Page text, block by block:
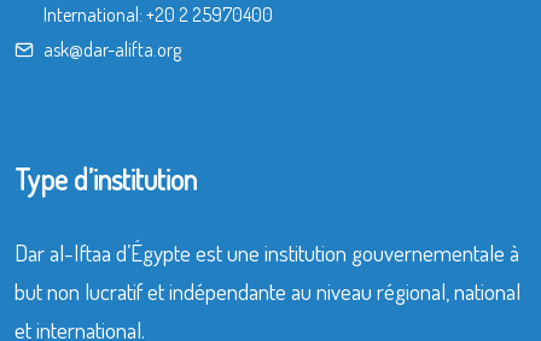
International: +20 2 25970400
ask@dar-alifta.org
Type d’institution
Dar al-Iftaa d’Égypte est une institution gouvernementale à
but non lucratif et indépendante au niveau régional, national
et international.